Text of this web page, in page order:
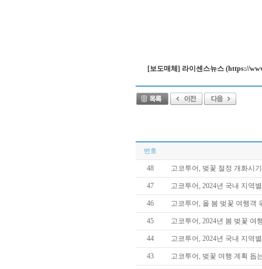
[보도매체] 라이센스뉴스 (https://
번호
48 고코투어, 벚꽃 절정 개화시
47 고코투어, 2024년 국내 지역
46 고코투어, 올 봄 벚꽃 여행객
45 고코투어, 2024년 봄 벚꽃 여
44 고코투어, 2024년 국내 지역
43 고코투어, 벚꽃 여행 계획 돕